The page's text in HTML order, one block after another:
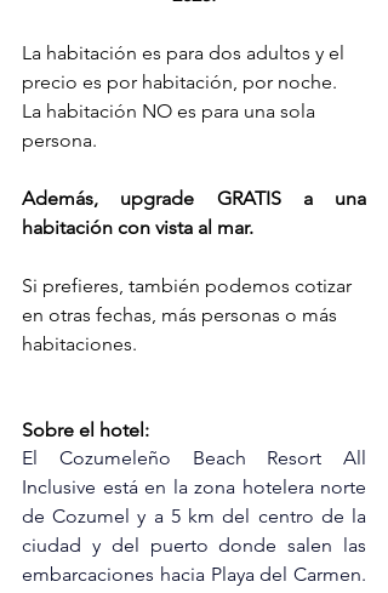
La habitación es para dos adultos y el
precio es por habitación, por noche.
La habitación NO es para una sola
persona.
Además, upgrade GRATIS a una
habitación con vista al mar.
Si prefieres, también podemos cotizar
en otras fechas, más personas o más
habitaciones.
Sobre el hotel:
El Cozumeleño Beach Resort All
Inclusive está en la zona hotelera norte
de Cozumel y a 5 km del centro de la
ciudad y del puerto donde salen las
embarcaciones hacia Playa del Carmen.